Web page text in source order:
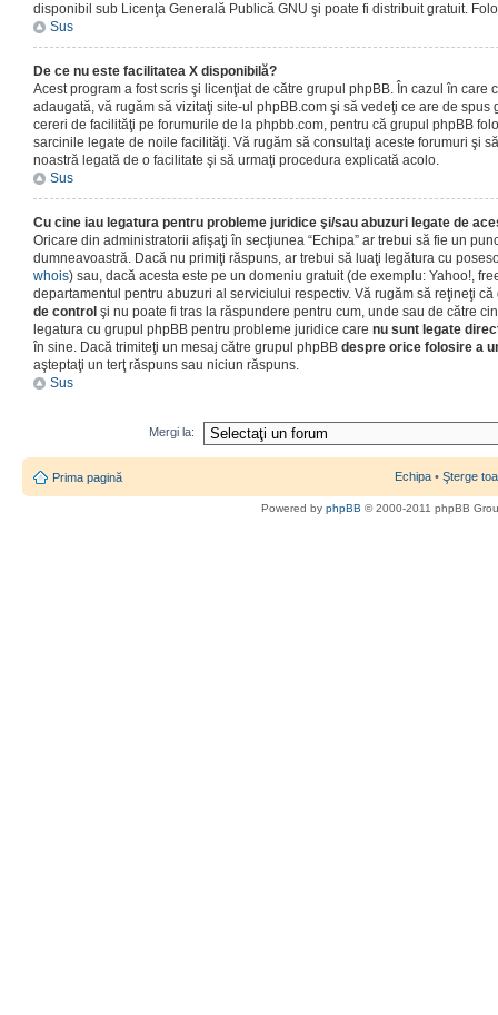
disponibil sub Licenţa Generală Publică GNU şi poate fi distribuit gratuit.
Sus
De ce nu este facilitatea X disponibilă?
Acest program a fost scris şi licenţiat de către grupul phpBB. În cazul în care
adaugată, vă rugăm să vizitaţi site-ul phpBB.com şi să vedeţi ce are de
cereri de facilităţi pe forumurile de la phpbb.com, pentru că grupul phpBB
sarcinile legate de noile facilităţi. Vă rugăm să consultaţi aceste forumuri şi
noastră legată de o facilitate şi să urmaţi procedura explicată acolo.
Sus
Cu cine iau legatura pentru probleme juridice şi/sau abuzuri legate de
Oricare din administratorii afişaţi în secţiunea “Echipa” ar trebui să fie un
dumneavoastră. Dacă nu primiţi răspuns, ar trebui să luaţi legătura cu
whois) sau, dacă acesta este pe un domeniu gratuit (de exemplu: Yahoo!,
departamentul pentru abuzuri al serviciului respectiv. Vă rugăm să reţineţi
de control şi nu poate fi tras la răspundere pentru cum, unde sau de către
legatura cu grupul phpBB pentru probleme juridice care nu sunt legate
în sine. Dacă trimiteţi un mesaj către grupul phpBB despre orice folosire a
aşteptaţi un terţ răspuns sau niciun răspuns.
Sus
Mergi la:
Prima pagină Echipa • Şterge
Powered by phpBB © 2000-2011 phpBB